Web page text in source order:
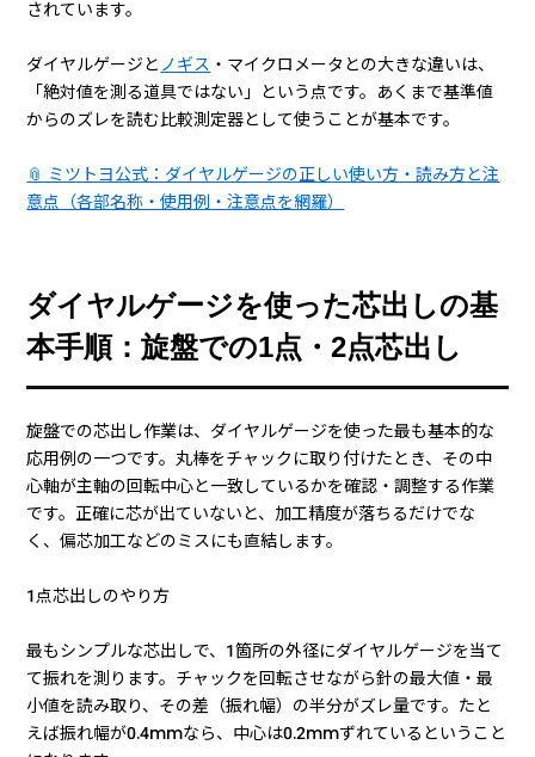
されています。
ダイヤルゲージと ノギス ・マイクロメータとの大きな違いは、
「絶対値を測る道具ではない」という点です。あくまで基準値
からのズレを読む比較測定器として使うことが基本です。
📎 ミツトヨ公式：ダイヤルゲージの正しい使い方・読み方と注
意点（各部名称・使用例・注意点を網羅）
ダイヤルゲージを使った芯出しの基
本手順：旋盤での1点・2点芯出し
旋盤での芯出し作業は、ダイヤルゲージを使った最も基本的な
応用例の一つです。丸棒をチャックに取り付けたとき、その中
心軸が主軸の回転中心と一致しているかを確認・調整する作業
です。正確に芯が出ていないと、加工精度が落ちるだけでな
く、偏芯加工などのミスにも直結します。
1点芯出しのやり方
最もシンプルな芯出しで、1箇所の外径にダイヤルゲージを当て
て振れを測ります。チャックを回転させながら針の最大値・最
小値を読み取り、その差（振れ幅）の半分がズレ量です。たと
えば振れ幅が0.4mmなら、中心は0.2mmずれているということ